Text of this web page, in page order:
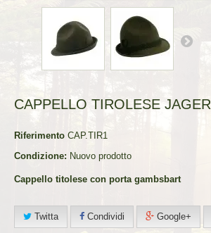
CAPPELLO TIROLESE JAGER
Riferimento CAP.TIR1
Condizione: Nuovo prodotto
Cappello titolese con porta gambsbart
Twitta Condividi Google+